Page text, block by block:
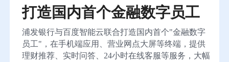
打造国内首个金融数字员工
浦发银行与百度智能云联合打造国内首个"金融数字
员工"，在手机端应用、营业网点大屏等终端，提供
理财推荐、实时问答、24小时在线客服等服务，大幅